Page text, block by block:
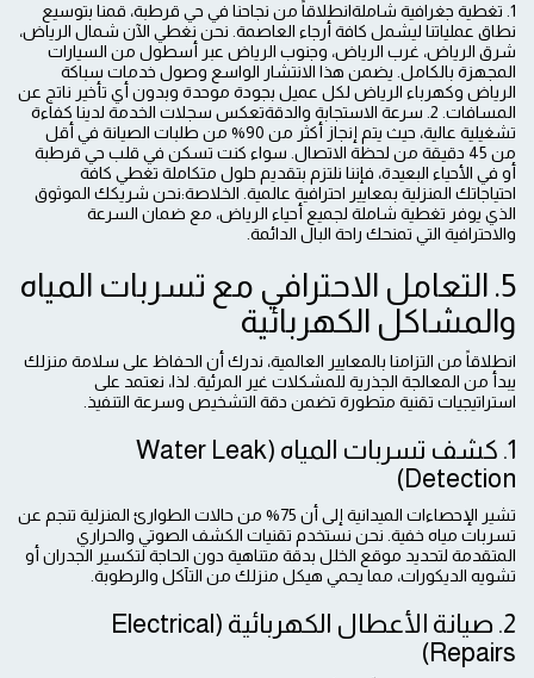
1. تغطية جغرافية شاملةانطلاقاً من نجاحنا في حي قرطبة، قمنا بتوسيع
نطاق عملياتنا ليشمل كافة أرجاء العاصمة. نحن نغطي الآن شمال الرياض،
شرق الرياض، غرب الرياض، وجنوب الرياض عبر أسطول من السيارات
المجهزة بالكامل. يضمن هذا الانتشار الواسع وصول خدمات سباكة
الرياض وكهرباء الرياض لكل عميل بجودة موحدة وبدون أي تأخير ناتج عن
المسافات. 2. سرعة الاستجابة والدقةتعكس سجلات الخدمة لدينا كفاءة
تشغيلية عالية، حيث يتم إنجاز أكثر من 90% من طلبات الصيانة في أقل
من 45 دقيقة من لحظة الاتصال. سواء كنت تسكن في قلب حي قرطبة
أو في الأحياء البعيدة، فإننا نلتزم بتقديم حلول متكاملة تغطي كافة
احتياجاتك المنزلية بمعايير احترافية عالمية. الخلاصة:نحن شريكك الموثوق
الذي يوفر تغطية شاملة لجميع أحياء الرياض، مع ضمان السرعة
والاحترافية التي تمنحك راحة البال الدائمة.
5. التعامل الاحترافي مع تسربات المياه
والمشاكل الكهربائية
انطلاقاً من التزامنا بالمعايير العالمية، ندرك أن الحفاظ على سلامة منزلك
يبدأ من المعالجة الجذرية للمشكلات غير المرئية. لذا، نعتمد على
استراتيجيات تقنية متطورة تضمن دقة التشخيص وسرعة التنفيذ.
1. كشف تسربات المياه (Water Leak
Detection)
تشير الإحصاءات الميدانية إلى أن 75% من حالات الطوارئ المنزلية تنجم عن
تسربات مياه خفية. نحن نستخدم تقنيات الكشف الصوتي والحراري
المتقدمة لتحديد موقع الخلل بدقة متناهية دون الحاجة لتكسير الجدران أو
تشويه الديكورات، مما يحمي هيكل منزلك من التآكل والرطوبة.
2. صيانة الأعطال الكهربائية (Electrical
Repairs)